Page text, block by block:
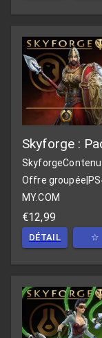
Skyforge :
Skyforge
Offre groupée
MY.COM
€12,99
DÉTAIL ☆